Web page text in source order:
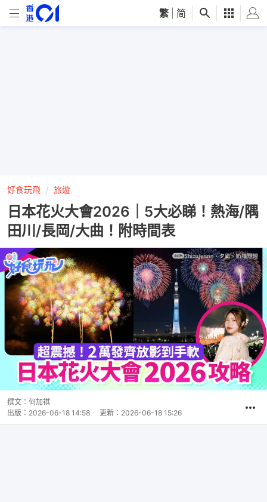
繁 简
好食玩飛 旅遊
日本花火大會2026｜5大必睇！熱海/隅
田川/長岡/大曲！附時間表
撰文： 何加祺
出版： 2026-06-18 14:58 更新： 2026-06-18 15:26